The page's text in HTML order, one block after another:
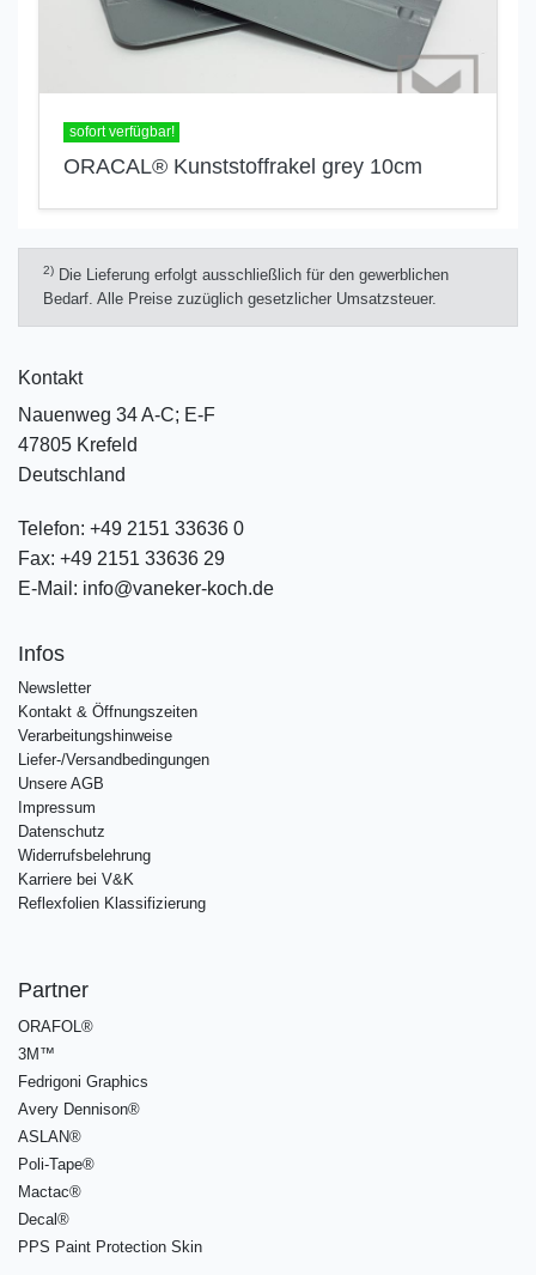
sofort verfügbar!
ORACAL® Kunststoffrakel grey 10cm
2) Die Lieferung erfolgt ausschließlich für den gewerblichen
Bedarf. Alle Preise zuzüglich gesetzlicher Umsatzsteuer.
Kontakt
Nauenweg 34 A-C; E-F
47805 Krefeld
Deutschland
Telefon: +49 2151 33636 0
Fax: +49 2151 33636 29
E-Mail: info@vaneker-koch.de
Infos
Newsletter
Kontakt & Öffnungszeiten
Verarbeitungshinweise
Liefer-/Versandbedingungen
Unsere AGB
Impressum
Datenschutz
Widerrufsbelehrung
Karriere bei V&K
Reflexfolien Klassifizierung
Partner
ORAFOL®
3M™
Fedrigoni Graphics
Avery Dennison®
ASLAN®
Poli-Tape®
Mactac®
Decal®
PPS Paint Protection Skin